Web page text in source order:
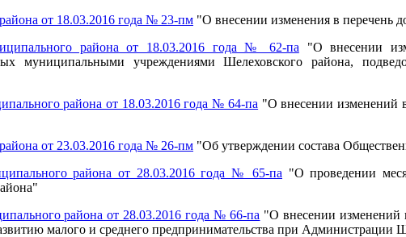
от 18.03.2016 года № 23-пм "О внесении изменения в перечень
района от 18.03.2016 года № 62-па "О внесении
муниципальными учреждениями Шелеховского района,
района от 18.03.2016 года № 64-па "О внесении изменений
от 23.03.2016 года № 26-пм "Об утверждении состава
района от 28.03.2016 года № 65-па "О проведении
района от 28.03.2016 года № 66-па "О внесении изменений
малого и среднего предпринимательства при Администрации